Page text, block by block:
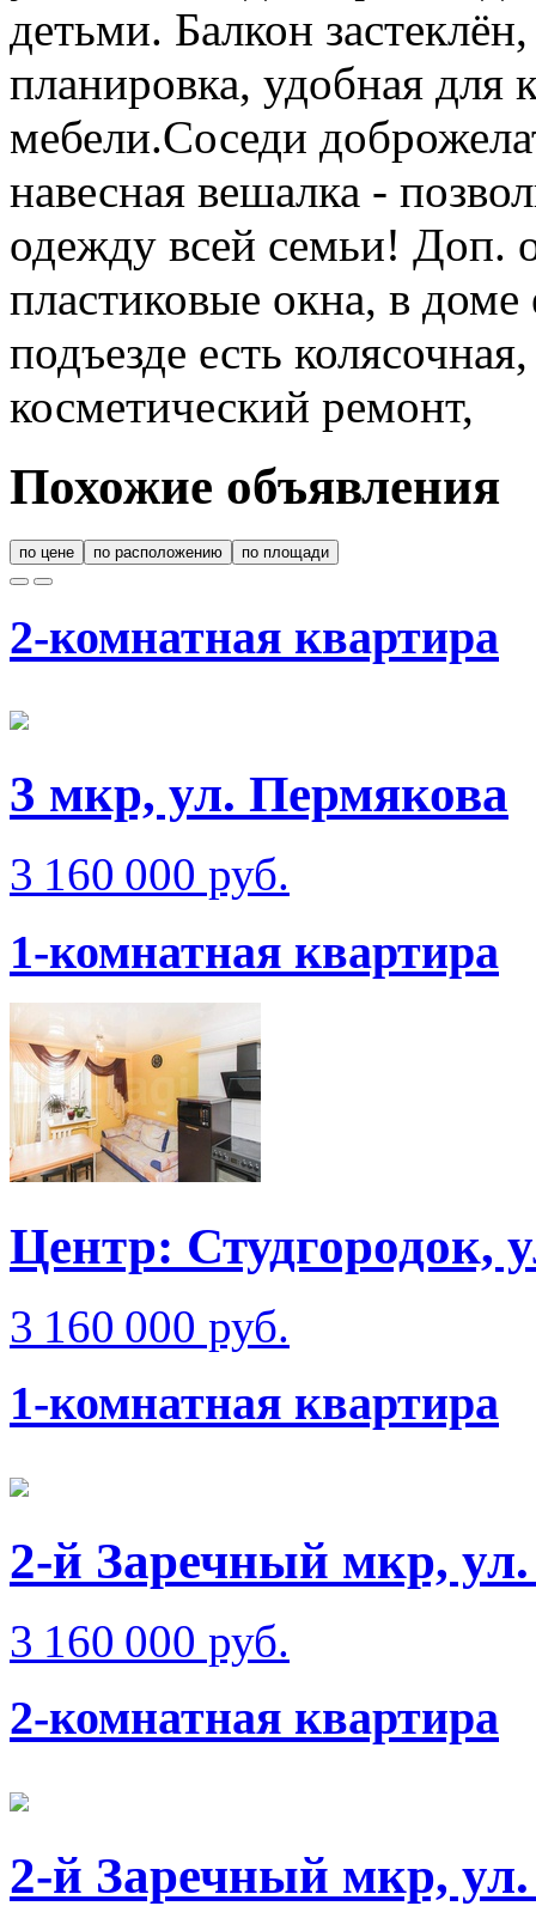
детьми. Балкон
планировка, удобная для
мебели.Соседи
навесная вешалка -
одежду всей семьи! Доп.
пластиковые окна, в доме
подъезде есть
косметический ремонт,
Похожие объявления
по цене по расположению по площади
2-комнатная квартира
3 мкр, ул. Пермякова
3 160 000 руб.
1-комнатная квартира
Центр: Студгородок,
3 160 000 руб.
1-комнатная квартира
2-й Заречный мкр,
3 160 000 руб.
2-комнатная квартира
2-й Заречный мкр,